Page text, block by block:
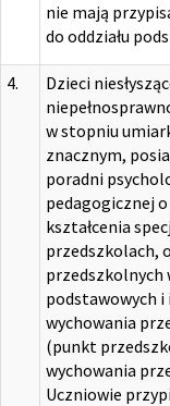
nie mają
do oddziału
4.
Dzieci
w stopniu
znacznym,
poradni
pedagogicznej
kształcenia
przedszkolach,
przedszkolnych
podstawowych
wychowania
(punkt
wychowania
Uczniowie